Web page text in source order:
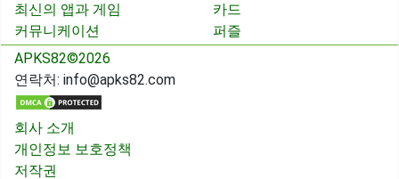
최신의 앱과 게임
카드
커뮤니케이션
퍼즐
APKS82©2026
연락처: info@apks82.com
회사 소개
개인정보 보호정책
저작권